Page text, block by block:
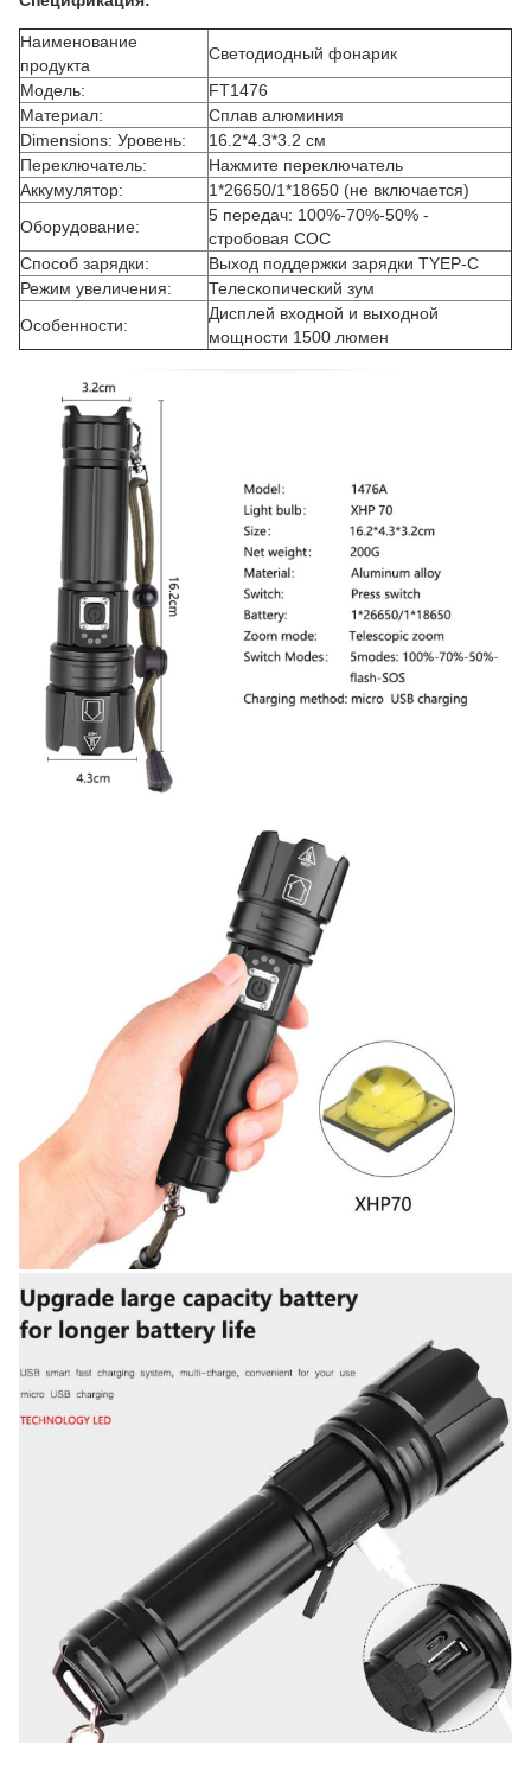
Наименование
продукта
Светодиодный фонарик
Модель:
FT1476
Материал:
Сплав алюминия
Dimensions: Уровень:
16.2*4.3*3.2 см
Переключатель:
Нажмите переключатель
Аккумулятор:
1*26650/1*18650 (не включается)
Оборудование:
5 передач: 100%-70%-50% -
стробовая СОС
Способ зарядки:
Выход поддержки зарядки TYEP-C
Режим увеличения:
Телескопический зум
Особенности:
Дисплей входной и выходной
мощности 1500 люмен